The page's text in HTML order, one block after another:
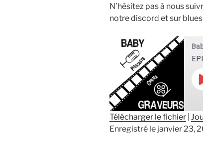
N’hésitez pas à nous
notre discord et sur
SHARE
Télécharger le fichier
Enregistré le janvier 23,